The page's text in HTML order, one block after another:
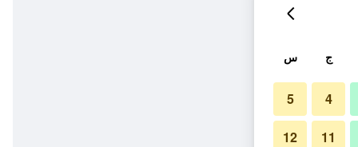
ج س
4
5
11
12